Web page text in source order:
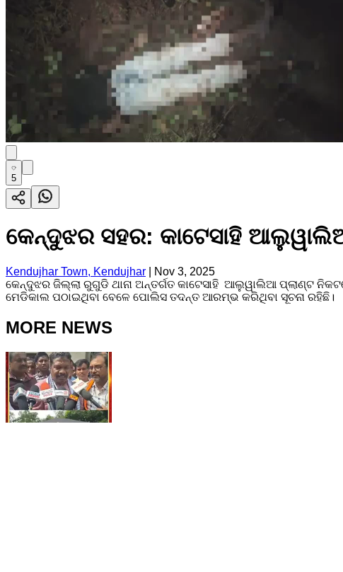
5
କେନ୍ଦୁଝର ସହର: କାଟେସାହି
Kendujhar Town, Kendujhar
Nov 3, 2025
କେନ୍ଦୁଝର ଜିଲ୍ଲା ରୁଗୁଡି ଥାନା ଅନ୍ତର୍ଗତ କାଟେସାହି ଆଲୁୱାଲିଆ ପ୍ଲାଣ୍ଟ
ମେଡିକାଲ ପଠାଇଥିବା ବେଳେ ପୋଲିସ ତଦନ୍ତ ଆରମ୍ଭ କରିଥିବା ସୂଚନା ରହିଛି।
MORE NEWS